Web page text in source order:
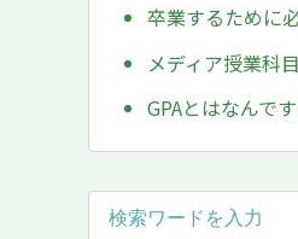
卒業するために
メディア授業科
GPAとはなんで